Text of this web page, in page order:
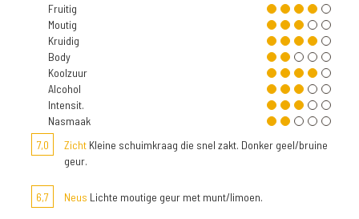
Fruitig
Moutig
Kruidig
Body
Koolzuur
Alcohol
Intensit.
Nasmaak
7,0
Zicht Kleine schuimkraag die snel zakt. Donker geel/bruine
geur.
6,7 Neus Lichte moutige geur met munt/limoen.